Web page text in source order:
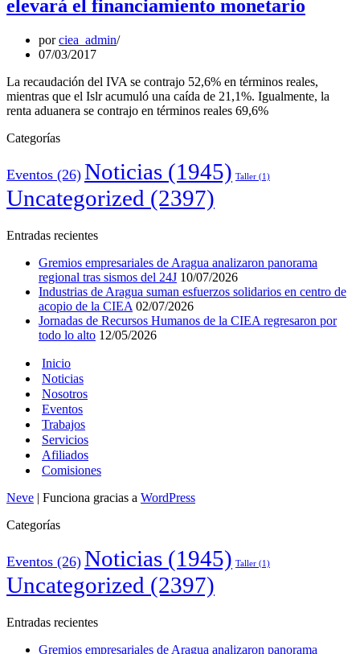
elevará el financiamiento monetario
porciea_admin
07/03/2017
La recaudación del IVA se contrajo 52,6% en términos reales,
mientras que el Islr acumuló una caída de 21,1%. Igualmente, la
renta aduanera se contrajo en términos reales 69,6%
Categorías
Eventos (26) Noticias (1945) Taller (1)
Uncategorized (2397)
Entradas recientes
Gremios empresariales de Aragua analizaron panorama
regional tras sismos del 24J 10/07/2026
Industrias de Aragua suman esfuerzos solidarios en centro de
acopio de la CIEA 02/07/2026
Jornadas de Recursos Humanos de la CIEA regresaron por
todo lo alto 12/05/2026
Inicio
Noticias
Nosotros
Eventos
Trabajos
Servicios
Afiliados
Comisiones
Neve | Funciona gracias a WordPress
Categorías
Eventos (26) Noticias (1945) Taller (1)
Uncategorized (2397)
Entradas recientes
Gremios empresariales de Aragua analizaron panorama